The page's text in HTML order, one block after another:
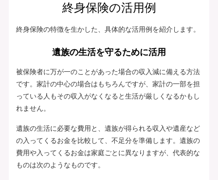
終身保険の活用例
終身保険の特徴を生かした、具体的な活用例を紹介します。
遺族の生活を守るために活用
被保険者に万が一のことがあった場合の収入減に備える方法
です。家計の中心の場合はもちろんですが、家計の一部を担
っている人もその収入がなくなると生活が厳しくなるかもし
れません。
遺族の生活に必要な費用と、遺族が得られる収入や遺産など
の入ってくるお金を比較して、不足分を準備します。遺族の
費用や入ってくるお金は家庭ごとに異なりますが、代表的な
ものは次のようなものです。